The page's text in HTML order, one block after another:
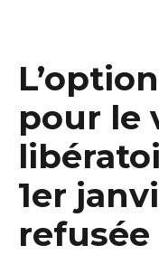
pour le
1er
refusée